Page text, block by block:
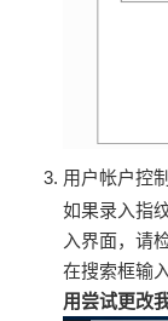
用户帐户控
如果录入指
入界面，请
在搜索框输入
用尝试更改